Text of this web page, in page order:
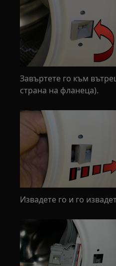
Завъртете го към
страна на фланеца).
Извадете го и го